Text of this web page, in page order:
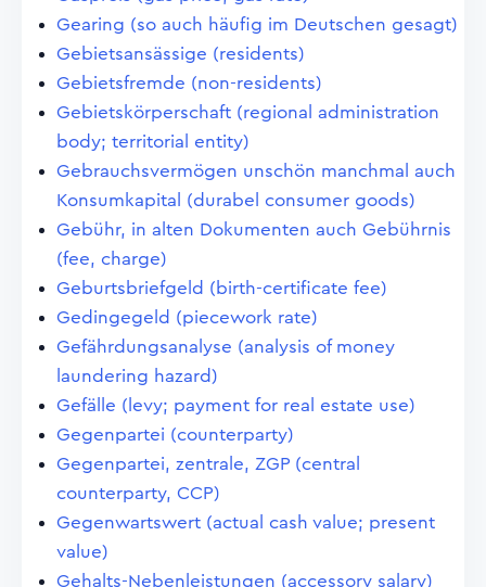
Gearing (so auch häufig im Deutschen gesagt)
Gebietsansässige (residents)
Gebietsfremde (non-residents)
Gebietskörperschaft (regional administration
body; territorial entity)
Gebrauchsvermögen unschön manchmal auch
Konsumkapital (durabel consumer goods)
Gebühr, in alten Dokumenten auch Gebührnis
(fee, charge)
Geburtsbriefgeld (birth-certificate fee)
Gedingegeld (piecework rate)
Gefährdungsanalyse (analysis of money
laundering hazard)
Gefälle (levy; payment for real estate use)
Gegenpartei (counterparty)
Gegenpartei, zentrale, ZGP (central
counterparty, CCP)
Gegenwartswert (actual cash value; present
value)
Gehalts-Nebenleistungen (accessory salary)